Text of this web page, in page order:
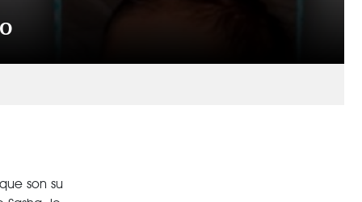
son su